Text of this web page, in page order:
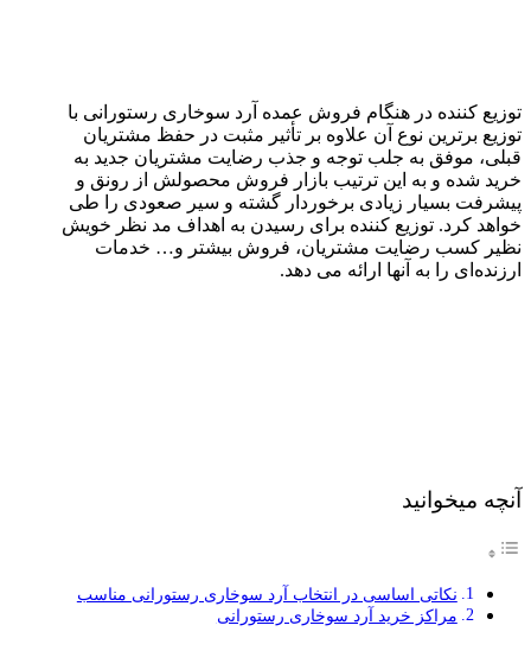
توزیع کننده در هنگام فروش عمده آرد سوخاری رستورانی با
توزیع برترین نوع آن علاوه بر تأثیر مثبت در حفظ مشتریان
قبلی، موفق به جلب توجه و جذب رضایت مشتریان جدید به
خرید شده و به این ترتیب بازار فروش محصولش از رونق و
پیشرفت بسیار زیادی برخوردار گشته و سیر صعودی را طی
خواهد کرد. توزیع کننده برای رسیدن به اهداف مد نظر خویش
نظیر کسب رضایت مشتریان، فروش بیشتر و… خدمات
ارزنده‌ای را به آنها ارائه می‌ دهد.
آنچه میخوانید
نکاتی اساسی در انتخاب آرد سوخاری رستورانی مناسب
مراکز خرید آرد سوخاری رستورانی